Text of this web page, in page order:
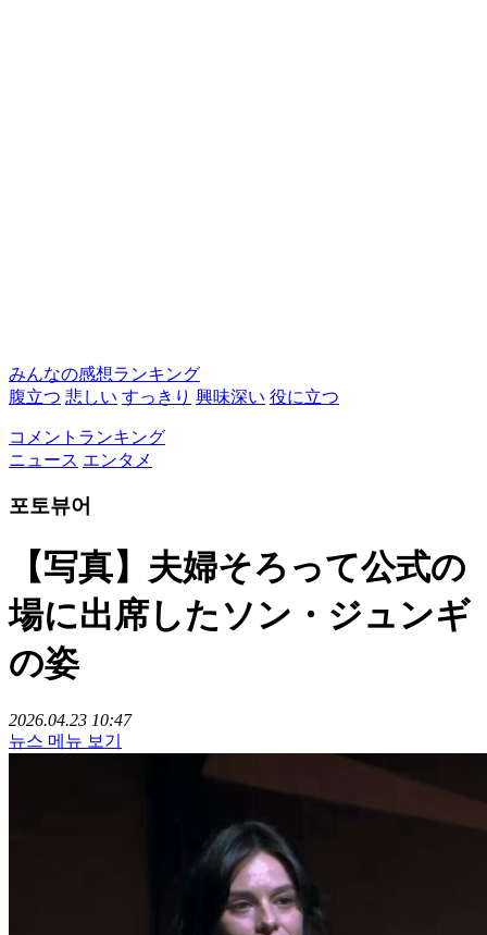
みんなの感想ランキング
腹立つ 悲しい すっきり 興味深い 役に立つ
コメントランキング
ニュース エンタメ
포토뷰어
【写真】夫婦そろって公式の
場に出席したソン・ジュンギ
の姿
2026.04.23 10:47
뉴스 메뉴 보기